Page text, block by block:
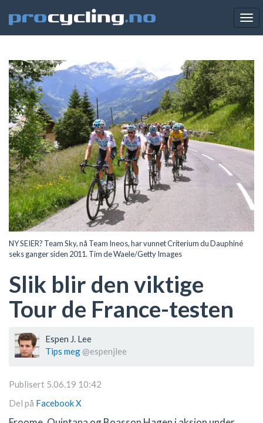
NY SEIER? Team Sky, nå Team Ineos, har vunnet Criterium du Dauphiné
seks ganger siden 2011. Tim de Waele/Getty Images
Slik blir den viktige
Tour de France-testen
Espen J. Lee
Tips meg @espenjlee
Publisert 5.06.19 10:42
Del på FacebookX